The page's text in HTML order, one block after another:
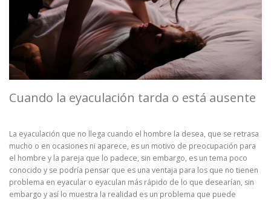
Cuando la eyaculación tarda o está ausente
La eyaculación que no llega cuando el hombre la desea, que se retrasa
mucho o en ocasiones ni aparece, es un motivo de preocupación para
el hombre y la pareja que lo padece, sin embargo, es un tema poco
conocido y se podría pensar que es una ventaja para los que no tienen
problema en eyacular o eyaculan más rápido de lo que desearían, sin
embargo y así lo muestra la realidad es un problema que puede